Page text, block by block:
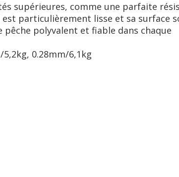
supérieures, comme une parfaite
particulièrement lisse et sa surface
polyvalent et fiable dans chaque
0.28mm/6,1kg